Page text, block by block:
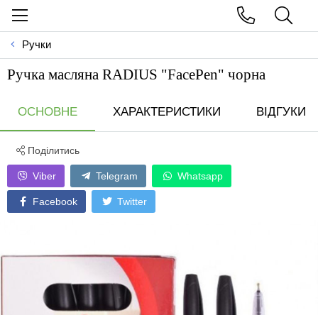
Ручки
Ручка масляна RADIUS "FacePen" чорна
ОСНОВНЕ ХАРАКТЕРИСТИКИ ВІДГУКИ
Поділитись
Viber Telegram Whatsapp
Facebook Twitter